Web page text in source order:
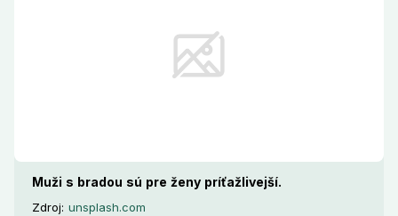
Muži s bradou sú pre ženy príťažlivejší.
Zdroj: unsplash.com